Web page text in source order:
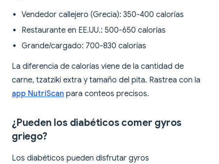
Vendedor callejero (Grecia): 350-400 calorías
Restaurante en EE.UU.: 500-650 calorías
Grande/cargado: 700-830 calorías
La diferencia de calorías viene de la cantidad de
carne, tzatziki extra y tamaño del pita. Rastrea con la
app NutriScan para conteos precisos.
¿Pueden los diabéticos comer gyros
griego?
Los diabéticos pueden disfrutar gyros